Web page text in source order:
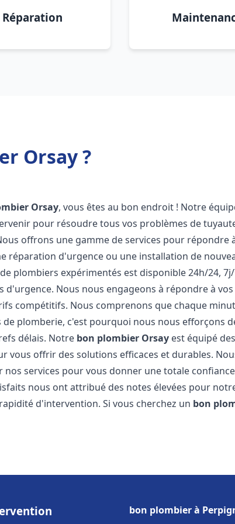
Réparation
Orsay ?
Orsay, vous êtes au bon endroit ! Notre
pour résoudre tous vos problèmes de
offrons une gamme de services pour répondre
réparation d'urgence ou une installation de
plombiers expérimentés est disponible 24h/24,
d'urgence. Nous nous engageons à répondre à
compétitifs. Nous comprenons que chaque
plomberie, c'est pourquoi nous nous efforçons
délais. Notre bon plombier Orsay est équipé
vous offrir des solutions efficaces et durables.
nos services pour vous donner une totale
nous ont attribué des notes élevées pour
d'intervention. Si vous cherchez un bon
bon plombier à